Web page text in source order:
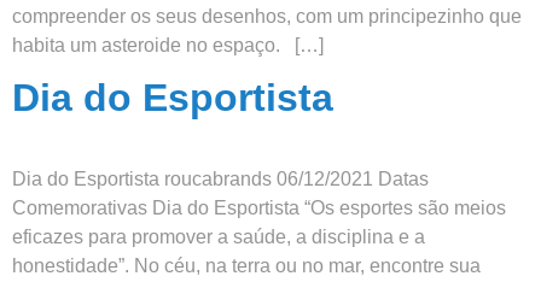
compreender os seus desenhos, com um principezinho que
habita um asteroide no espaço. […]
Dia do Esportista
Dia do Esportista roucabrands 06/12/2021 Datas
Comemorativas Dia do Esportista “Os esportes são meios
eficazes para promover a saúde, a disciplina e a
honestidade”. No céu, na terra ou no mar, encontre sua